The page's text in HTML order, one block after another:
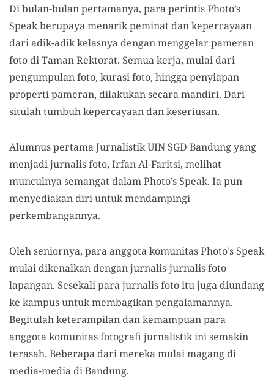
Di bulan-bulan pertamanya, para perintis Photo’s
Speak berupaya menarik peminat dan kepercayaan
dari adik-adik kelasnya dengan menggelar pameran
foto di Taman Rektorat. Semua kerja, mulai dari
pengumpulan foto, kurasi foto, hingga penyiapan
properti pameran, dilakukan secara mandiri. Dari
situlah tumbuh kepercayaan dan keseriusan.
Alumnus pertama Jurnalistik UIN SGD Bandung yang
menjadi jurnalis foto, Irfan Al-Faritsi, melihat
munculnya semangat dalam Photo’s Speak. Ia pun
menyediakan diri untuk mendampingi
perkembangannya.
Oleh seniornya, para anggota komunitas Photo’s Speak
mulai dikenalkan dengan jurnalis-jurnalis foto
lapangan. Sesekali para jurnalis foto itu juga diundang
ke kampus untuk membagikan pengalamannya.
Begitulah keterampilan dan kemampuan para
anggota komunitas fotografi jurnalistik ini semakin
terasah. Beberapa dari mereka mulai magang di
media-media di Bandung.